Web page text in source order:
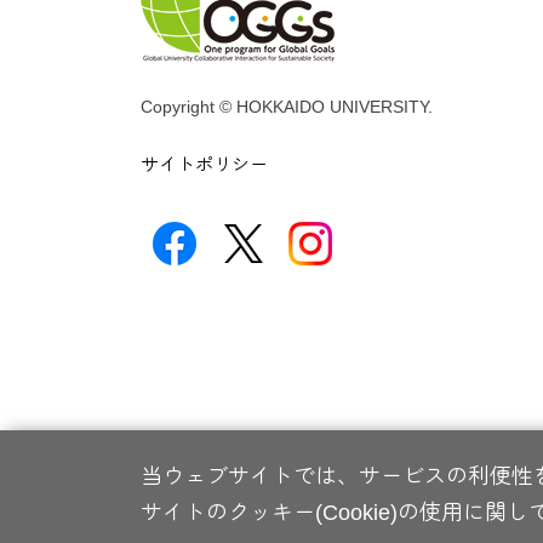
Copyright © HOKKAIDO UNIVERSITY.
サイトポリシー
当ウェブサイトでは、サービスの利便性
サイトのクッキー(Cookie)の使用に関し